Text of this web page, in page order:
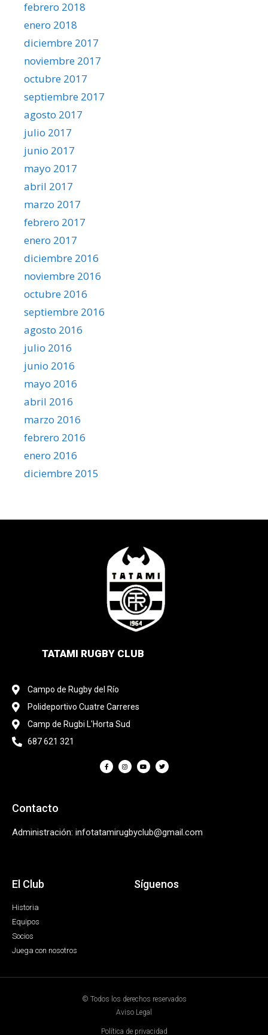
febrero 2018
enero 2018
diciembre 2017
noviembre 2017
octubre 2017
septiembre 2017
agosto 2017
julio 2017
junio 2017
mayo 2017
abril 2017
marzo 2017
febrero 2017
enero 2017
diciembre 2016
noviembre 2016
octubre 2016
septiembre 2016
agosto 2016
julio 2016
junio 2016
mayo 2016
abril 2016
marzo 2016
febrero 2016
enero 2016
diciembre 2015
TATAMI RUGBY CLUB
Campo de Rugby del Río
Polideportivo Cuatre Carreres
Camp de Rugbi L'Horta Sud
687 621 321
Contacto
Administración: infotatamirugbyclub@gmail.com
El Club
Historia
Equipos
Socios
Juega con nosotros
Síguenos
© Todos los derechos reservados
Aviso Legal
Política de privacidad